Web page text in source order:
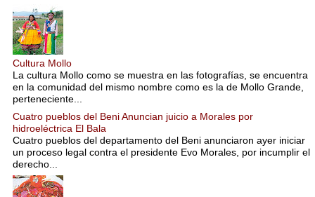
Cultura Mollo
La cultura Mollo como se muestra en las fotografías, se encuentra
en la comunidad del mismo nombre como es la de Mollo Grande,
perteneciente...
Cuatro pueblos del Beni Anuncian juicio a Morales por
hidroeléctrica El Bala
Cuatro pueblos del departamento del Beni anunciaron ayer iniciar
un proceso legal contra el presidente Evo Morales, por incumplir el
derecho...